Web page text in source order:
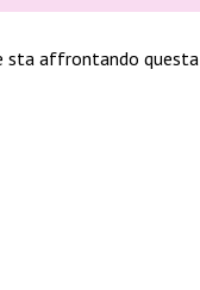
sta affrontando questa